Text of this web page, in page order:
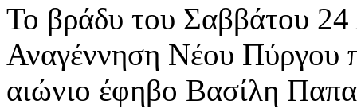
Το βράδυ του Σαββάτου
Αναγέννηση Νέου Πύργου
αιώνιο έφηβο Βασίλη